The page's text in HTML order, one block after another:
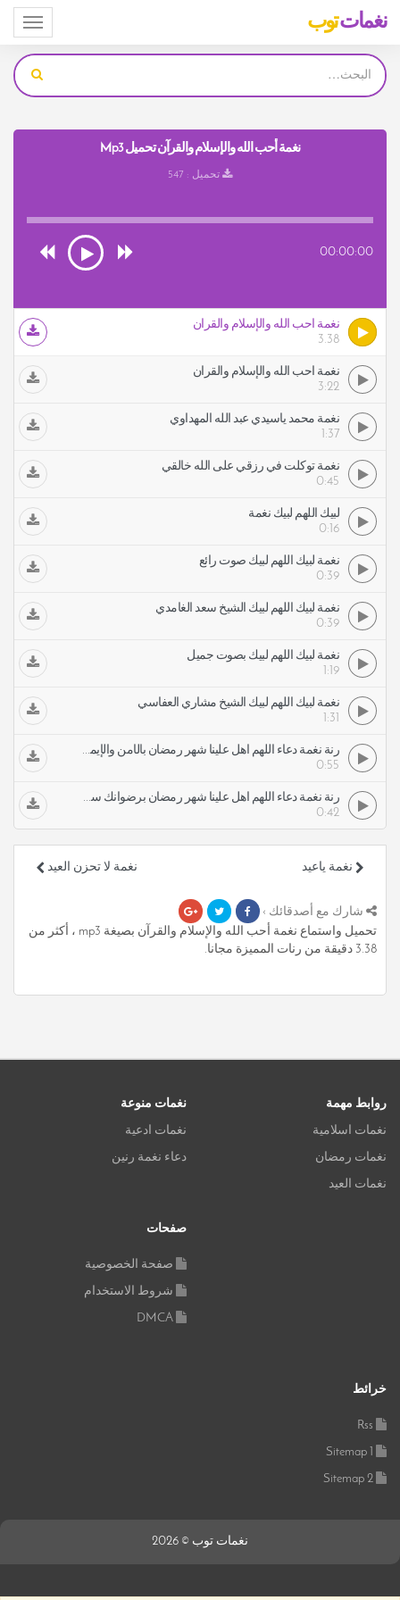
Toggle
نغماتتوب
نغمة أحب الله والإسلام والقرآن تحميل Mp3
تحميل : 547
00:00:00
نغمة أحب الله والإسلام والقرآن
3.38
نغمة أحب الله والإسلام والقرآن
3:22
نغمة محمد ياسيدي عبد الله المهداوي
1:37
نغمة توكلت في رزقي على الله خالقي
0:45
لبيك اللهم لبيك نغمة
0:16
نغمة لبيك اللهم لبيك صوت رائع
0:39
نغمة لبيك اللهم لبيك الشيخ سعد الغامدي
0:39
نغمة لبيك اللهم لبيك بصوت جميل
1:19
نغمة لبيك اللهم لبيك الشيخ مشاري العفاسي
1:31
رنة نغمة دعاء اللهم أهل علينا شهر رمضان بالأمن والإيمان عبد الرحمن السديس رنات نغمات
0:55
رنة نغمة دعاء اللهم أهل علينا شهر رمضان برضوانك سعد الغامدي رنات نغمات
0:42
نغمة لا تحزن العيد نغمة ياعيد
شارك مع أصدقائك ›
تحميل واستماع نغمة أحب الله والإسلام والقرآن بصيغة mp3 ، أكثر من
3.38 دقيقة من رنات المميزة مجانا.
روابط مهمة
نغمات اسلامية
نغمات رمضان
نغمات العيد
نغمات منوعة
نغمات ادعية
دعاء نغمة رنين
صفحات
صفحة الخصوصية
شروط الاستخدام
DMCA
خرائط
Rss
Sitemap 1
Sitemap 2
نغمات توب © 2026